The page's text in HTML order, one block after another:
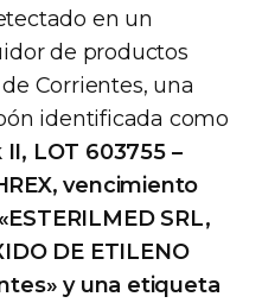
en un
de productos
Corrientes, una
identificada como
LOT 603755 –
vencimiento
SRL,
DE ETILENO
y una etiqueta